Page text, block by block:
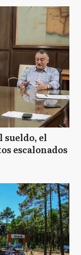
sueldo, el
escalonados